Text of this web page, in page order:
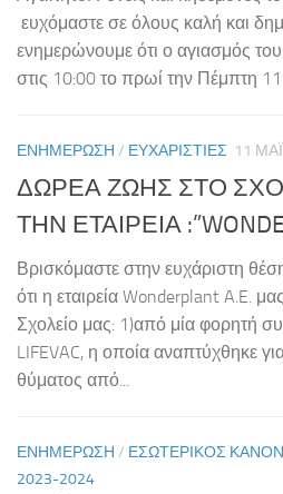
ευχόμαστε σε όλους καλή και
ενημερώνουμε ότι ο αγιασμός του
στις 10:00 το πρωί την Πέμπτη
ΕΝΗΜΕΡΩΣΗ / ΕΥΧΑΡΙΣΤΊΕΣ 11
ΔΩΡΕΑ ΖΩΗΣ ΣΤΟ
ΤΗΝ ΕΤΑΙΡΕΙΑ
Βρισκόμαστε στην ευχάριστη
ότι η εταιρεία Wonderplant A.E.
Σχολείο μας: 1)από μία φορητή
LIFEVAC, η οποία αναπτύχθηκε
θύματος από...
ΕΝΗΜΕΡΩΣΗ / ΕΣΩΤΕΡΙΚΌΣ
2023-2024